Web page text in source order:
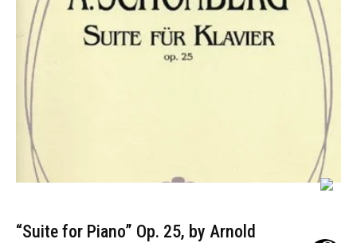
“Suite for Piano” Op. 25, by Arnold